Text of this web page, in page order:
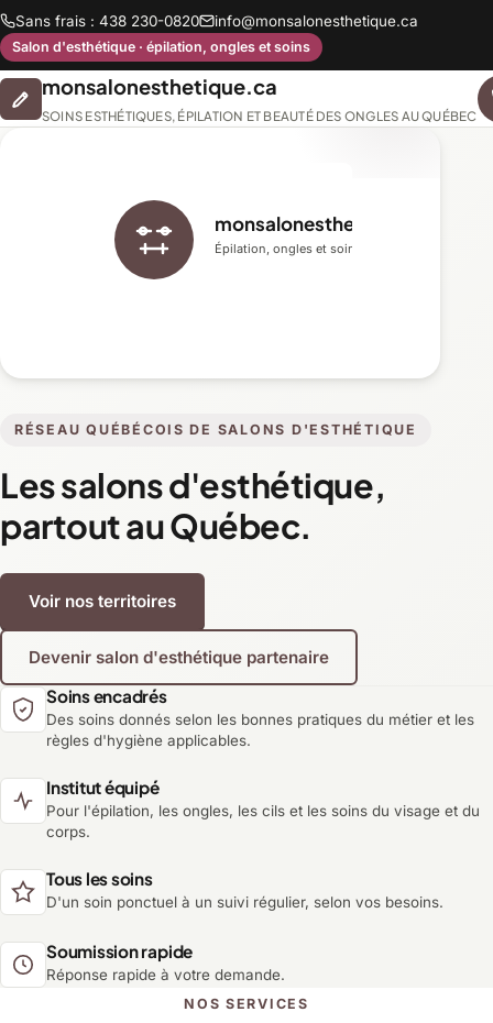
Sans frais : 438 230-0820 info@monsalonesthetique.ca
Salon d'esthétique · épilation, ongles et soins
monsalonesthetique.ca
SOINS ESTHÉTIQUES, ÉPILATION ET BEAUTÉ DES ONGLES AU QUÉBEC
RÉSEAU QUÉBÉCOIS DE SALONS D'ESTHÉTIQUE
Les salons d'esthétique,
partout au Québec.
Voir nos territoires
Devenir salon d'esthétique partenaire
monsalonesthetique.ca
Épilation, ongles et soins du visage
Soins encadrés
Des soins donnés selon les bonnes pratiques du métier et les
règles d'hygiène applicables.
Institut équipé
Pour l'épilation, les ongles, les cils et les soins du visage et du
corps.
Tous les soins
D'un soin ponctuel à un suivi régulier, selon vos besoins.
Soumission rapide
Réponse rapide à votre demande.
NOS SERVICES